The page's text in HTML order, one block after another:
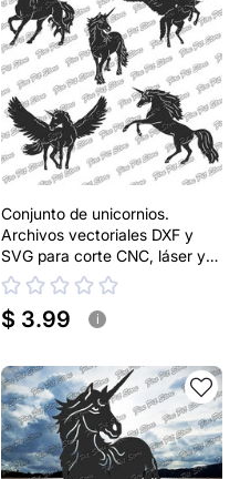
Conjunto de unicornios.
Archivos vectoriales DXF y
SVG para corte CNC, láser y
plasma
$ 3.99 i